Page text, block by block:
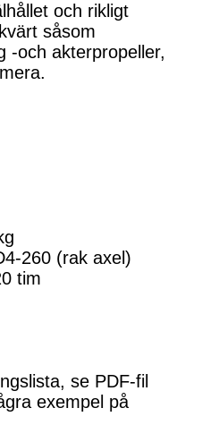
och rikligt
såsom
-och akterpropeller,
260 (rak axel)
tim
se PDF-fil
exempel på